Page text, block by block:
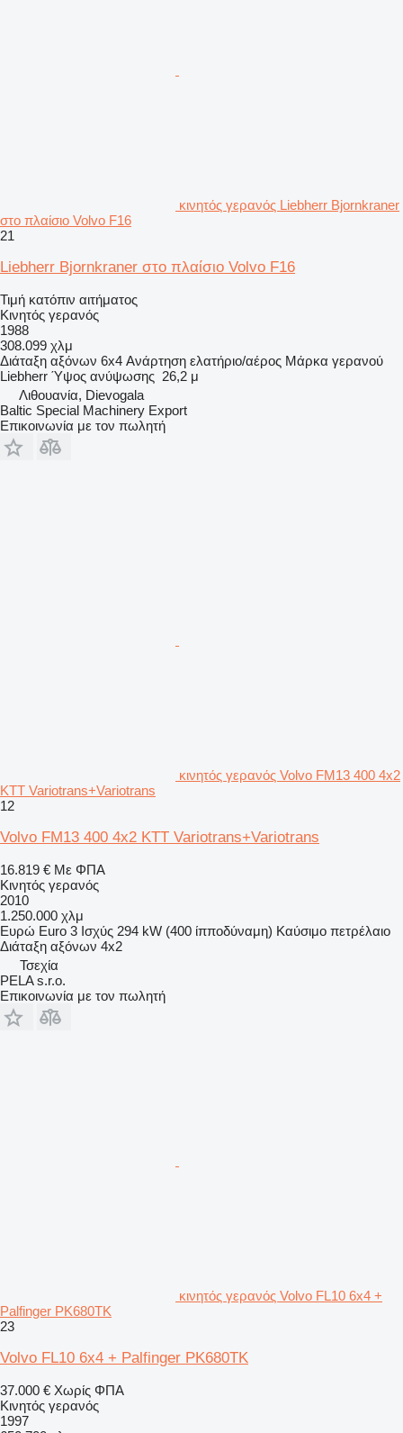
κινητός γερανός Liebherr Bjornkraner
στο πλαίσιο Volvo F16
21
Liebherr Bjornkraner στο πλαίσιο Volvo F16
Τιμή κατόπιν αιτήματος
Κινητός γερανός
1988
308.099 χλμ
Διάταξη αξόνων 6x4 Ανάρτηση ελατήριο/αέρος Μάρκα γερανού
Liebherr Ύψος ανύψωσης 26,2 μ
Λιθουανία, Dievogala
Baltic Special Machinery Export
Επικοινωνία με τον πωλητή
κινητός γερανός Volvo FM13 400 4x2
KTT Variotrans+Variotrans
12
Volvo FM13 400 4x2 KTT Variotrans+Variotrans
16.819 € Με ΦΠΑ
Κινητός γερανός
2010
1.250.000 χλμ
Ευρώ Euro 3 Ισχύς 294 kW (400 ίπποδύναμη) Καύσιμο πετρέλαιο
Διάταξη αξόνων 4x2
Τσεχία
PELA s.r.o.
Επικοινωνία με τον πωλητή
κινητός γερανός Volvo FL10 6x4 +
Palfinger PK680TK
23
Volvo FL10 6x4 + Palfinger PK680TK
37.000 € Χωρίς ΦΠΑ
Κινητός γερανός
1997